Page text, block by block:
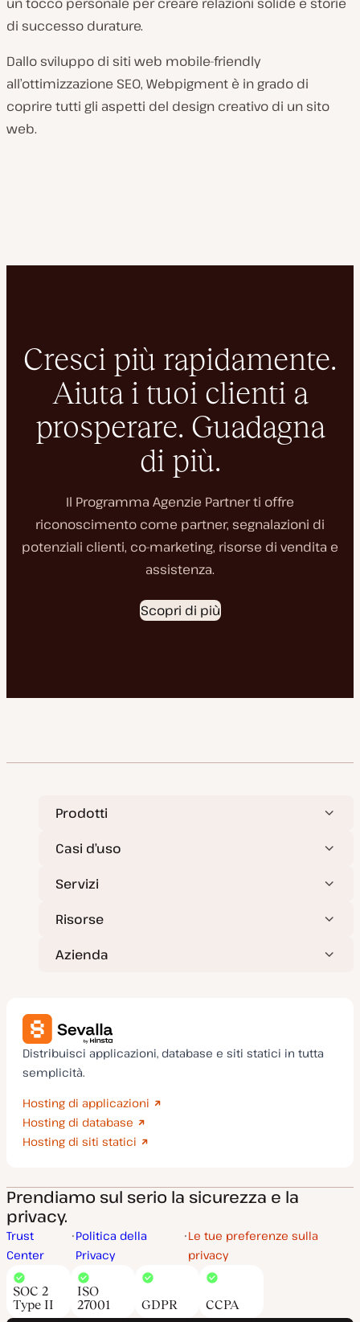
di successo durature.
Dallo sviluppo di siti web mobile-friendly
all’ottimizzazione SEO, Webpigment è in grado di
coprire tutti gli aspetti del design creativo di un sito
web.
Cresci più rapidamente.
Aiuta i tuoi clienti a
prosperare. Guadagna
di più.
Il Programma Agenzie Partner ti offre
riconoscimento come partner, segnalazioni di
potenziali clienti, co-marketing, risorse di vendita e
assistenza.
Scopri di più
Prodotti
Casi d’uso
Servizi
Risorse
Azienda
Distribuisci applicazioni, database e siti statici in tutta
semplicità.
Hosting di applicazioni
Hosting di database
Hosting di siti statici
Prendiamo sul serio la sicurezza e la
privacy.
Trust
Center
Politica della
Privacy
Le tue preferenze sulla
privacy
SOC 2
Type II
ISO
27001
GDPR CCPA